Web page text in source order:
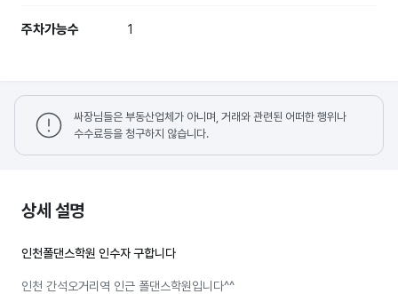
주차가능수 1
싸장님들은 부동산업체가 아니며, 거래와 관련된 어떠한 행위나
수수료등을 청구하지 않습니다.
상세 설명
인천폴댄스학원 인수자 구합니다
인천 간석오거리역 인근 폴댄스학원입니다^^